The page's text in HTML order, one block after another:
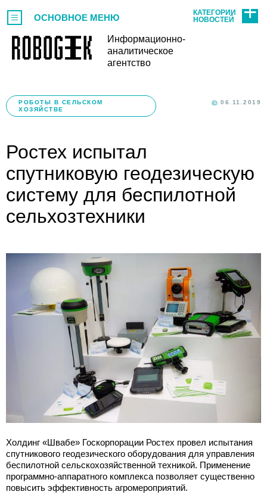
Информационно-
аналитическое
агентство
ОСНОВНОЕ МЕНЮ
КАТЕГОРИИ
НОВОСТЕЙ
РОБОТЫ В СЕЛЬСКОМ
ХОЗЯЙСТВЕ
06.11.2019
Ростех испытал
спутниковую геодезическую
систему для беспилотной
сельхозтехники
Холдинг «Швабе» Госкорпорации Ростех провел испытания
спутникового геодезического оборудования для управления
беспилотной сельскохозяйственной техникой. Применение
программно-аппаратного комплекса позволяет существенно
повысить эффективность агромероприятий.